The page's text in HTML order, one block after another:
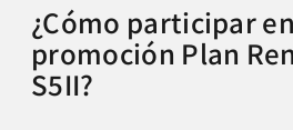
¿Cómo participar
promoción Plan
S5II?